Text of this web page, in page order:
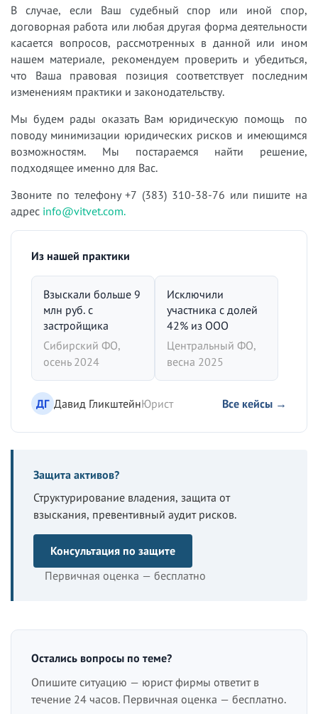
В случае, если Ваш судебный спор или иной спор,
договорная работа или любая другая форма деятельности
касается вопросов, рассмотренных в данной или ином
нашем материале, рекомендуем проверить и убедиться,
что Ваша правовая позиция соответствует последним
изменениям практики и законодательству.
Мы будем рады оказать Вам юридическую помощь по
поводу минимизации юридических рисков и имеющимся
возможностям. Мы постараемся найти решение,
подходящее именно для Вас.
Звоните по телефону +7 (383) 310-38-76 или пишите на
адрес info@vitvet.com.
Из нашей практики
Взыскали больше 9
млн руб. с
застройщика
Сибирский ФО,
осень 2024
Исключили
участника с долей
42% из ООО
Центральный ФО,
весна 2025
ДГ Давид ГликштейнЮрист Все кейсы →
Защита активов?
Структурирование владения, защита от
взыскания, превентивный аудит рисков.
Консультация по защите
Первичная оценка — бесплатно
Остались вопросы по теме?
Опишите ситуацию — юрист фирмы ответит в
течение 24 часов. Первичная оценка — бесплатно.